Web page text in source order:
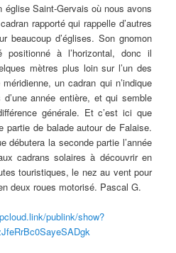
Saint-Gervais où nous avons
rapporté qui rappelle d’autres
beaucoup d’églises. Son gnomon
à l’horizontal, donc il
mètres plus loin sur l’un des
un cadran qui n’indique
année entière, et qui semble
générale. Et c’est ici que
partie de balade autour de Falaise.
débutera la seconde partie l’année
cadrans solaires à découvrir en
touristiques, le nez au vent pour
deux roues motorisé. Pascal G.
publink/show?